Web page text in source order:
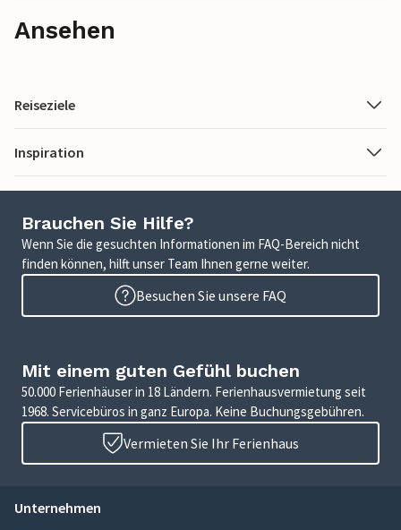
Ansehen
Reiseziele
Inspiration
Brauchen Sie Hilfe?
Wenn Sie die gesuchten Informationen im FAQ-Bereich nicht
finden können, hilft unser Team Ihnen gerne weiter.
Besuchen Sie unsere FAQ
Mit einem guten Gefühl buchen
50.000 Ferienhäuser in 18 Ländern. Ferienhausvermietung seit
1968. Servicebüros in ganz Europa. Keine Buchungsgebühren.
Vermieten Sie Ihr Ferienhaus
Unternehmen